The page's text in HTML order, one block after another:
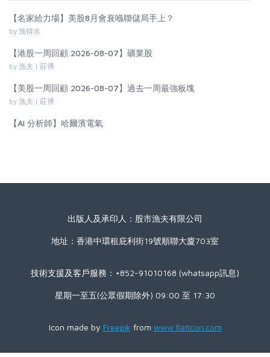
【名家給力場】美股8月會衰喺聯儲局手上？
by 漁得水
【港股一周回顧 2026-08-07】礦業股
by 漁夫 | 莊博
【美股一周回顧 2026-08-07】過去一周最強板塊
by 漁夫 | 莊博
【AI 分析師】哈爾濱電氣
出版人及承印人：股市漁夫有限公司
地址：香港中環租庇利街19號順聯大廈703室
技術支援及客戶服務：+852-91010168 (whatsapp訊息)
星期一至五(公眾假期除外) 09:00 至 17:30
Icon made by Freepik from www.flaticon.com